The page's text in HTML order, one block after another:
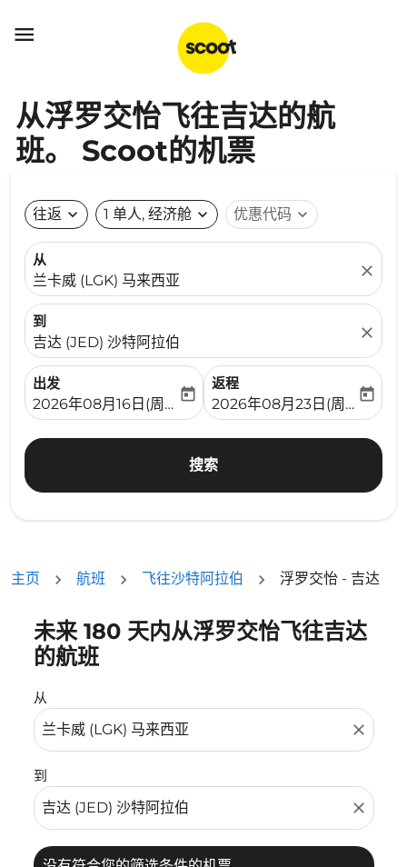

从浮罗交怡飞往吉达的航
班。 Scoot的机票
往返 expand_more 1 单人, 经济舱 expand_more 优惠代码 expand_more
从
兰卡威 (LGK) 马来西亚
close
到
吉达 (JED) 沙特阿拉伯
close
出发
fc-booking-departure-date-aria-label
2026年08月16日(周日)
today
返程
fc-booking-return-date-
2026年08月23日(周日)
today
搜索
主页 航班 飞往沙特阿拉伯 浮罗交怡 - 吉达
未来 180 天内从浮罗交怡飞往吉达
的航班
从
close
到
close
没有符合您的筛选条件的机票。请调整您的筛选条件。